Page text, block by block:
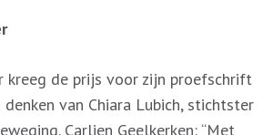
kreeg de prijs voor zijn proefschrift
van Chiara Lubich, stichtster
Carlien Geelkerken: “Met